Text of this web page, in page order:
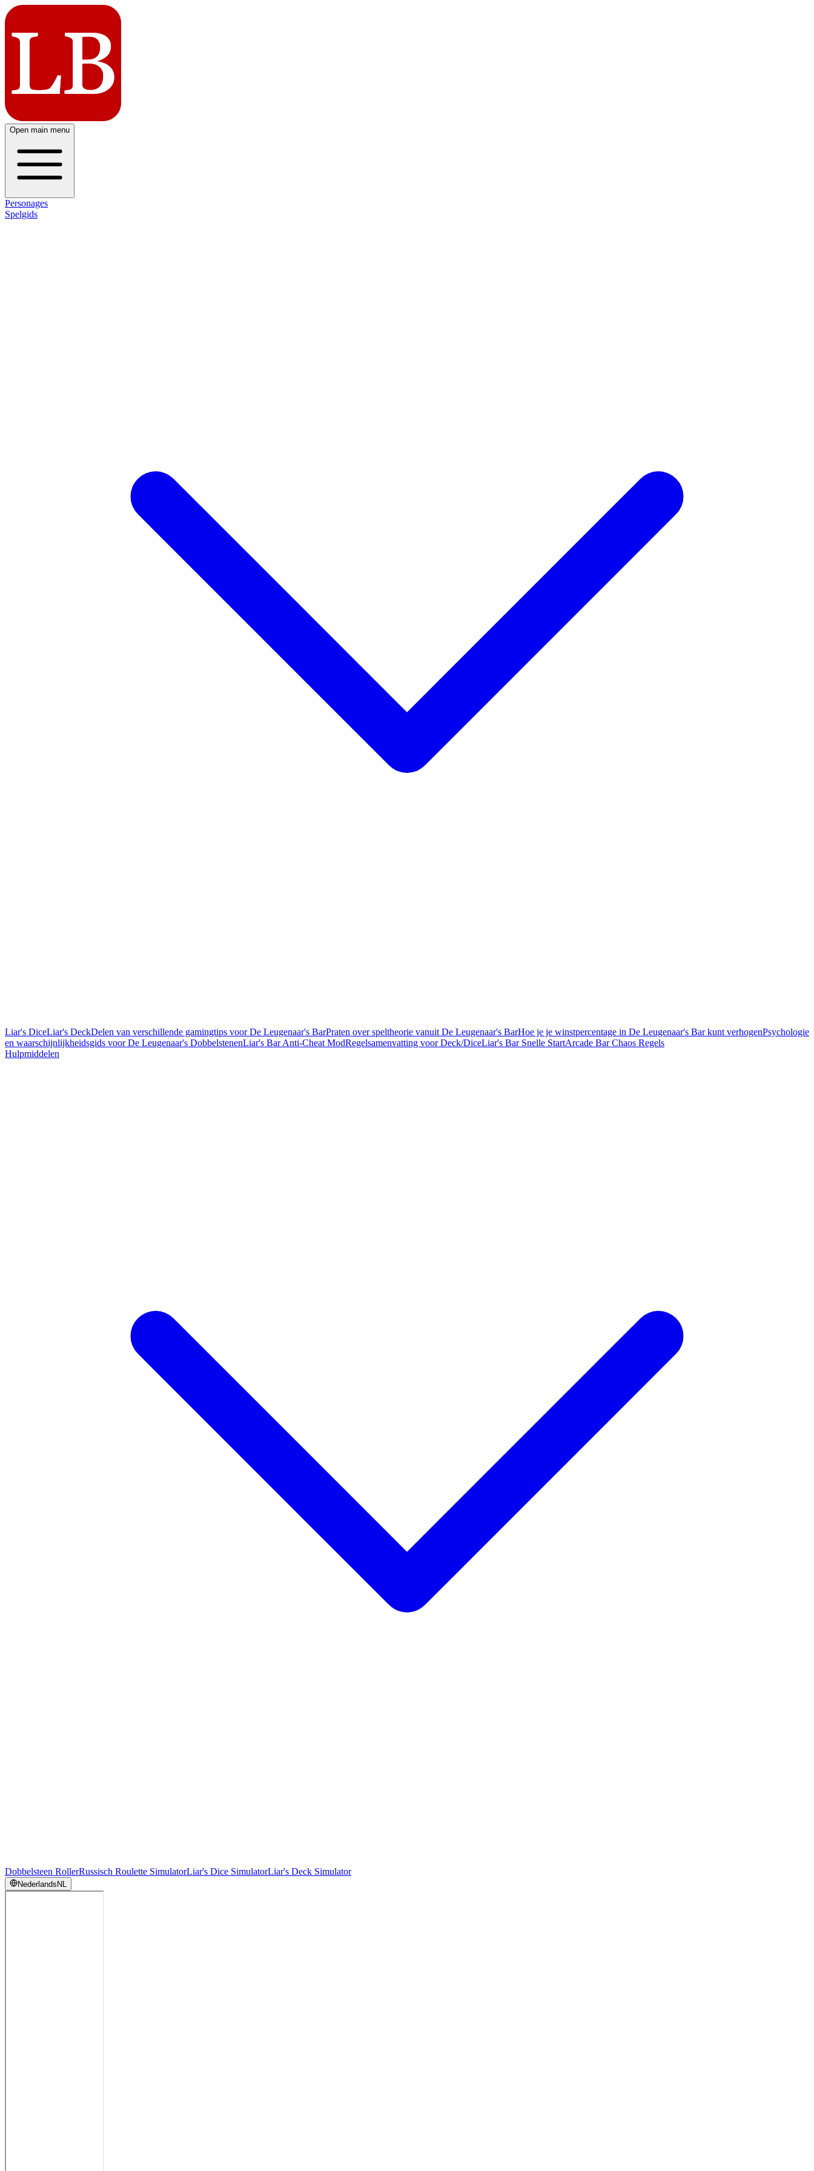
Open main menu
Personages
Spelgids
Liar's DiceLiar's DeckDelen van verschillende gamingtips voor De Leugenaar's BarPraten over speltheorie vanuit De Leugenaar's BarHoe je je winstpercentage in De Leugenaar's Bar kunt verhogenPsychologie
en waarschijnlijkheidsgids voor De Leugenaar's DobbelstenenLiar's Bar Anti-Cheat ModRegelsamenvatting voor Deck/DiceLiar's Bar Snelle StartArcade Bar Chaos Regels
Hulpmiddelen
Dobbelsteen RollerRussisch Roulette SimulatorLiar's Dice SimulatorLiar's Deck Simulator
Nederlands NL